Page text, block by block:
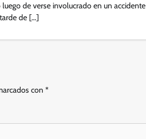
de verse involucrado en un accidente
de […]
con *